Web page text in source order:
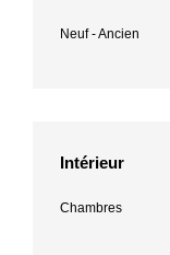
Neuf - Ancien
Intérieur
Chambres